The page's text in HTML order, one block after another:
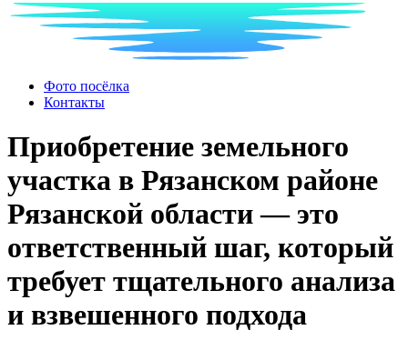
Фото посёлка
Контакты
Приобретение земельного
участка в Рязанском районе
Рязанской области — это
ответственный шаг, который
требует тщательного анализа
и взвешенного подхода